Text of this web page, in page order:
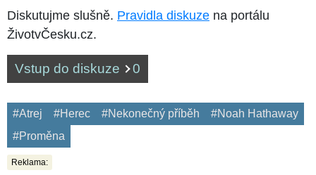
Diskutujme slušně. Pravidla diskuze na portálu
ŽivotvČesku.cz.
Vstup do diskuze 0
#Atrej #Herec #Nekonečný příběh
#Noah Hathaway
#Proměna
Reklama: